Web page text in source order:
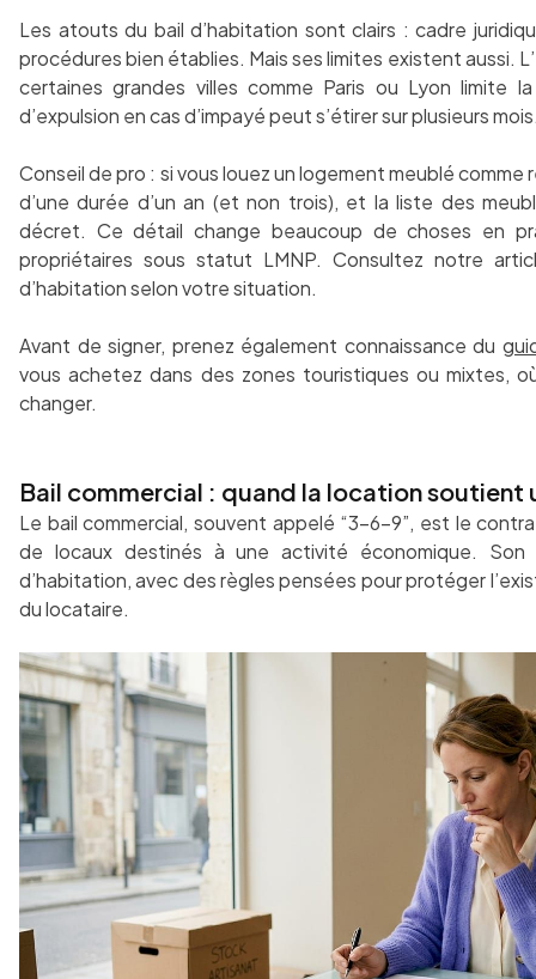
Les atouts du bail d’habitation sont clairs : cadre
procédures bien établies. Mais ses limites existent aussi.
certaines grandes villes comme Paris ou Lyon limite
d’expulsion en cas d’impayé peut s’étirer sur plusieurs
Conseil de pro : si vous louez un logement meublé comme
d’une durée d’un an (et non trois), et la liste des
décret. Ce détail change beaucoup de choses en
propriétaires sous statut LMNP. Consultez notre
d’habitation selon votre situation.
Avant de signer, prenez également connaissance du
vous achetez dans des zones touristiques ou mixtes,
changer.
Bail commercial : quand la location soutient
Le bail commercial, souvent appelé “3-6-9”, est le
de locaux destinés à une activité économique.
d’habitation, avec des règles pensées pour protéger
du locataire.